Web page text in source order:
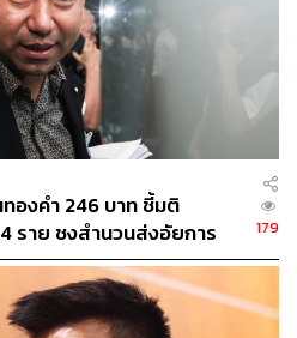
องคำ 246 บาท ชี้มติ
ราย ชงสำนวนส่งอัยการ
179